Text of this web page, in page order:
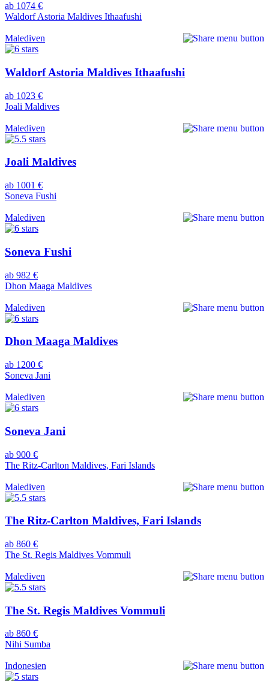
ab 1074 €
Waldorf Astoria Maldives Ithaafushi
Malediven
Waldorf Astoria Maldives Ithaafushi
ab 1023 €
Joali Maldives
Malediven
Joali Maldives
ab 1001 €
Soneva Fushi
Malediven
Soneva Fushi
ab 982 €
Dhon Maaga Maldives
Malediven
Dhon Maaga Maldives
ab 1200 €
Soneva Jani
Malediven
Soneva Jani
ab 900 €
The Ritz-Carlton Maldives, Fari Islands
Malediven
The Ritz-Carlton Maldives, Fari Islands
ab 860 €
The St. Regis Maldives Vommuli
Malediven
The St. Regis Maldives Vommuli
ab 860 €
Nihi Sumba
Indonesien